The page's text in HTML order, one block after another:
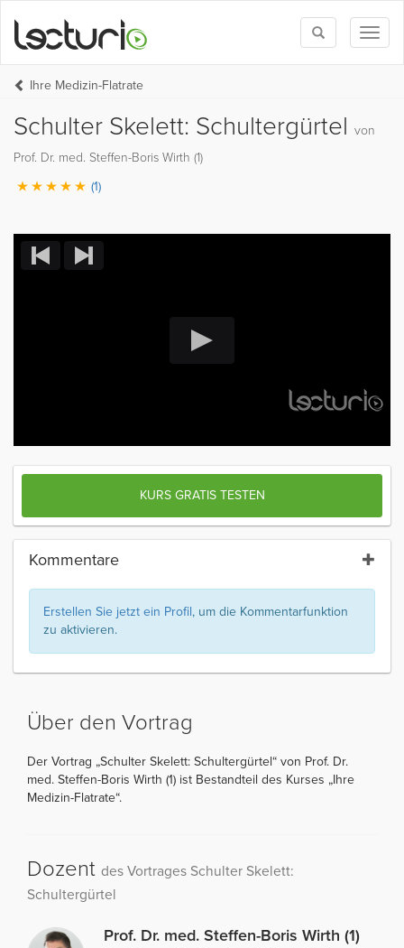
Toggle
search
Ihre Medizin-Flatrate
Schulter Skelett: Schultergürtel von
Prof. Dr. med. Steffen-Boris Wirth (1)
(1)
KURS GRATIS TESTEN
Kommentare
Erstellen Sie jetzt ein Profil, um die Kommentarfunktion
zu aktivieren.
Über den Vortrag
Der Vortrag „Schulter Skelett: Schultergürtel“ von Prof. Dr.
med. Steffen-Boris Wirth (1) ist Bestandteil des Kurses „Ihre
Medizin-Flatrate“.
Dozent des Vortrages Schulter Skelett:
Schultergürtel
Prof. Dr. med. Steffen-Boris Wirth (1)